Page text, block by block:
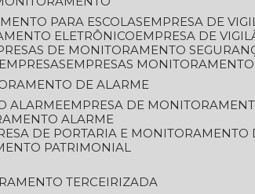
PARA ESCOLAS
EMPRESA DE
ELETRÔNICO
EMPRESA DE
DE MONITORAMENTO
EMPRESAS MONITORAMENTO
DE ALARME
ALARME
EMPRESA DE
ALARME
DE PORTARIA E MONITORAMENTO
PATRIMONIAL
TERCEIRIZADA